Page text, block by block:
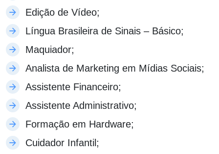
Edição de Vídeo;
Língua Brasileira de Sinais – Básico;
Maquiador;
Analista de Marketing em Mídias Sociais;
Assistente Financeiro;
Assistente Administrativo;
Formação em Hardware;
Cuidador Infantil;